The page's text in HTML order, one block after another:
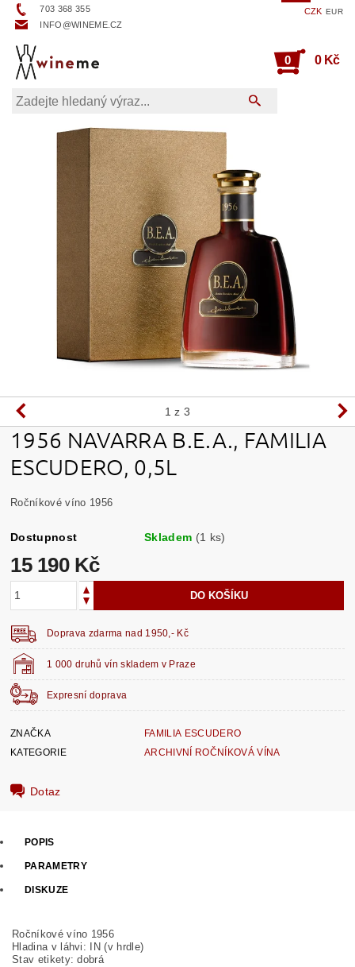
703 368 355
INFO@WINEME.CZ
CZK EUR
0 0 Kč
1 z 3
1956 NAVARRA B.E.A., FAMILIA
ESCUDERO, 0,5L
Ročníkové víno 1956
Dostupnost Skladem (1 ks)
15 190 Kč
1 000 druhů vín skladem v Praze
Expresní doprava
Doprava zdarma nad 1950,- Kč
ZNAČKA
FAMILIA ESCUDERO
KATEGORIE
ARCHIVNÍ ROČNÍKOVÁ VÍNA
Dotaz
POPIS
PARAMETRY
DISKUZE
Ročníkové víno 1956
Hladina v láhvi: IN (v hrdle)
Stav etikety: dobrá